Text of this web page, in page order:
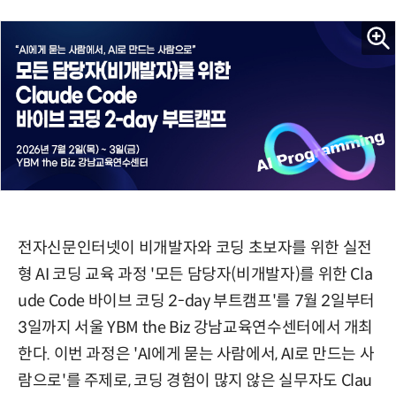
전자신문인터넷이 비개발자와 코딩 초보자를 위한 실전
형 AI 코딩 교육 과정 '모든 담당자(비개발자)를 위한 Cla
ude Code 바이브 코딩 2-day 부트캠프'를 7월 2일부터
3일까지 서울 YBM the Biz 강남교육연수센터에서 개최
한다. 이번 과정은 'AI에게 묻는 사람에서, AI로 만드는 사
람으로'를 주제로, 코딩 경험이 많지 않은 실무자도 Clau